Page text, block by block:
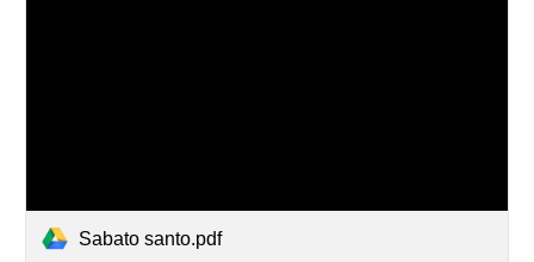
Sabato santo.pdf